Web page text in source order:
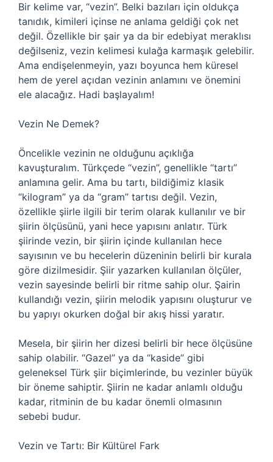
Bir kelime var, “vezin”. Belki bazıları için oldukça
tanıdık, kimileri içinse ne anlama geldiği çok net
değil. Özellikle bir şair ya da bir edebiyat meraklısı
değilseniz, vezin kelimesi kulağa karmaşık gelebilir.
Ama endişelenmeyin, yazı boyunca hem küresel
hem de yerel açıdan vezinin anlamını ve önemini
ele alacağız. Hadi başlayalım!
Vezin Ne Demek?
Öncelikle vezinin ne olduğunu açıklığa
kavuşturalım. Türkçede “vezin”, genellikle “tartı”
anlamına gelir. Ama bu tartı, bildiğimiz klasik
“kilogram” ya da “gram” tartısı değil. Vezin,
özellikle şiirle ilgili bir terim olarak kullanılır ve bir
şiirin ölçüsünü, yani hece yapısını anlatır. Türk
şiirinde vezin, bir şiirin içinde kullanılan hece
sayısının ve bu hecelerin düzeninin belirli bir kurala
göre dizilmesidir. Şiir yazarken kullanılan ölçüler,
vezin sayesinde belirli bir ritme sahip olur. Şairin
kullandığı vezin, şiirin melodik yapısını oluşturur ve
bu yapıyı okurken doğal bir akış hissi yaratır.
Mesela, bir şiirin her dizesi belirli bir hece ölçüsüne
sahip olabilir. “Gazel” ya da “kaside” gibi
geleneksel Türk şiir biçimlerinde, bu vezinler büyük
bir öneme sahiptir. Şiirin ne kadar anlamlı olduğu
kadar, ritminin de bu kadar önemli olmasının
sebebi budur.
Vezin ve Tartı: Bir Kültürel Fark